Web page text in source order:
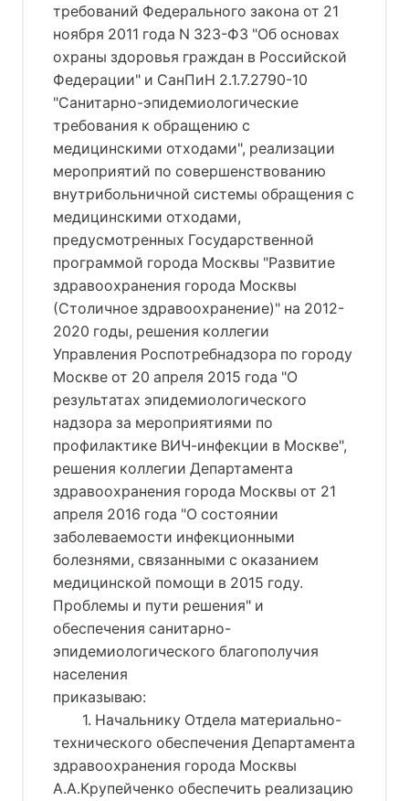
требований Федерального закона от 21
ноября 2011 года N 323-ФЗ "Об основах
охраны здоровья граждан в Российской
Федерации" и СанПиН 2.1.7.2790-10
"Санитарно-эпидемиологические
требования к обращению с
медицинскими отходами", реализации
мероприятий по совершенствованию
внутрибольничной системы обращения с
медицинскими отходами,
предусмотренных Государственной
программой города Москвы "Развитие
здравоохранения города Москвы
(Столичное здравоохранение)" на 2012-
2020 годы, решения коллегии
Управления Роспотребнадзора по городу
Москве от 20 апреля 2015 года "О
результатах эпидемиологического
надзора за мероприятиями по
профилактике ВИЧ-инфекции в Москве",
решения коллегии Департамента
здравоохранения города Москвы от 21
апреля 2016 года "О состоянии
заболеваемости инфекционными
болезнями, связанными с оказанием
медицинской помощи в 2015 году.
Проблемы и пути решения" и
обеспечения санитарно-
эпидемиологического благополучия
населения
приказываю:
1. Начальнику Отдела материально-
технического обеспечения Департамента
здравоохранения города Москвы
А.А.Крупейченко обеспечить реализацию